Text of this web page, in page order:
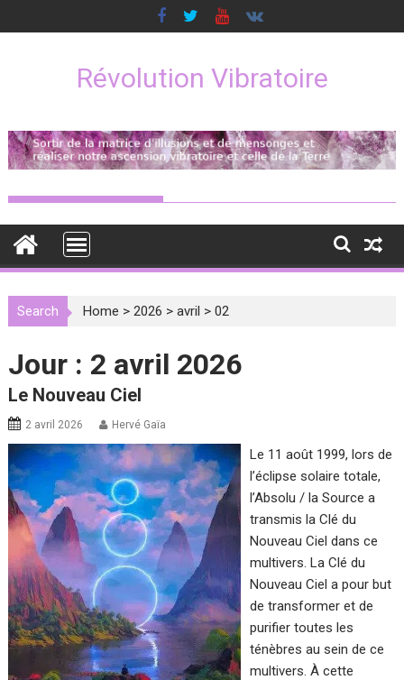
to
Révolution Vibratoire
Search Home >2026 >avril >02
Jour : 2 avril 2026
Le Nouveau Ciel
2 avril 2026 Hervé Gaïa
Le 11 août 1999, lors de
l’éclipse solaire totale,
l’Absolu / la Source a
transmis la Clé du
Nouveau Ciel dans ce
multivers. La Clé du
Nouveau Ciel a pour but
de transformer et de
purifier toutes les
ténèbres au sein de ce
multivers. À cette